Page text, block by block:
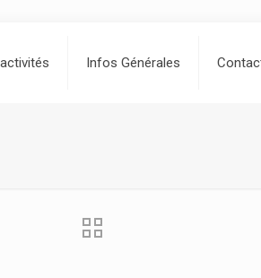
Infos Générales